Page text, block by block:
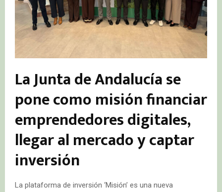
La Junta de Andalucía se
pone como misión financiar
emprendedores digitales,
llegar al mercado y captar
inversión
La plataforma de inversión ‘Misión’ es una nueva